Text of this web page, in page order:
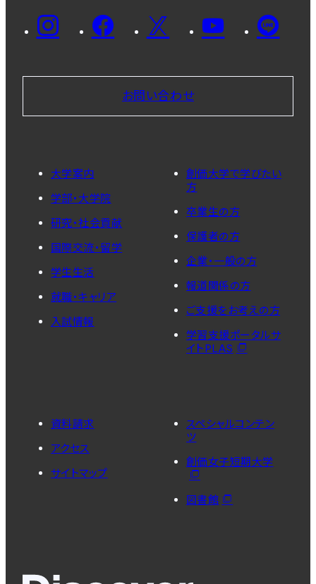
お問い合わせ
大学案内
学部・大学院
研究・社会貢献
国際交流・留学
学生生活
就職・キャリア
入試情報
創価大学で学びたい
方
卒業生の方
保護者の方
企業・一般の方
報道関係の方
ご支援をお考えの方
学習支援ポータルサ
イトPLAS
資料請求
アクセス
サイトマップ
スペシャルコンテン
ツ
創価女子短期大学
図書館